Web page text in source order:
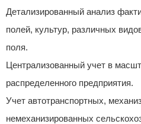
Детализированный анализ
полей, культур, различных
поля.
Централизованный учет в
распределенного предприятия.
Учет автотранспортных,
немеханизированных